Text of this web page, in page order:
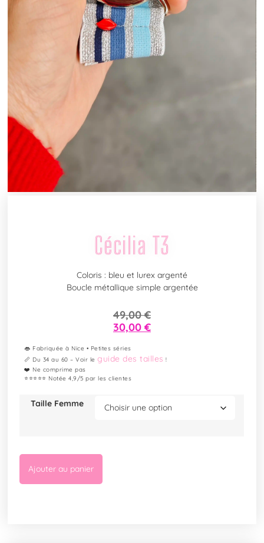
Cécilia T3
Coloris : bleu et lurex argenté
Boucle métallique simple argentée
49,00€
30,00 €
👄 Fabriquée à Nice • Petites séries
📏 Du 34 au 60 – Voir leguide des tailles !
❤️ Ne comprime pas
⭐⭐⭐⭐⭐ Notée 4,9/5 par les clientes
Taille Femme
Ajouter au panier